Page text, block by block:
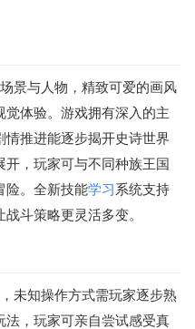
景与人物，精致可爱的画风
体验。游戏拥有深入的主
推进能逐步揭开史诗世界
，玩家可与不同种族王国
险。全新技能学习系统支持
斗策略更灵活多变。
未知操作方式需玩家逐步熟
法，玩家可亲自尝试感受真